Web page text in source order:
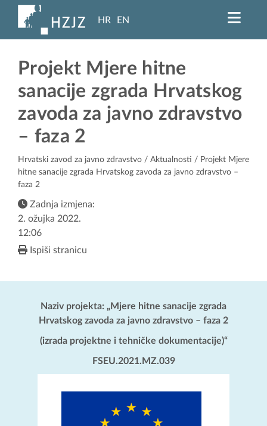
HR EN
Projekt Mjere hitne
sanacije zgrada Hrvatskog
zavoda za javno zdravstvo
– faza 2
Hrvatski zavod za javno zdravstvo / Aktualnosti / Projekt Mjere
hitne sanacije zgrada Hrvatskog zavoda za javno zdravstvo –
faza 2
Zadnja izmjena:
2. ožujka 2022.
12:06
Ispiši stranicu
Naziv projekta: „Mjere hitne sanacije zgrada
Hrvatskog zavoda za javno zdravstvo – faza 2
(izrada projektne i tehničke dokumentacije)“
FSEU.2021.MZ.039